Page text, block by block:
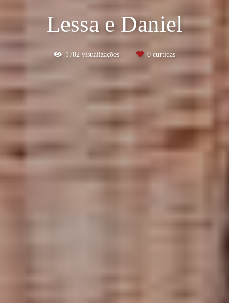
Lessa e Daniel
1782 visualizações 0 curtidas